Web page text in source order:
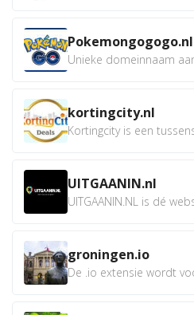
Pokemongogogo.nl
kortingcity.nl
UITGAANIN.nl
groningen.io